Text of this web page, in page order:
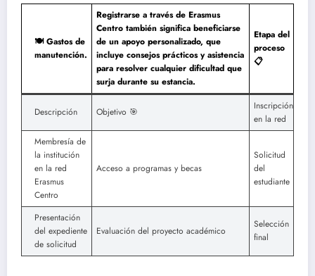
🍽 Gastos de
manutención.
Registrarse a través de Erasmus
Centro también significa beneficiarse
de un apoyo personalizado, que
incluye consejos prácticos y asistencia
para resolver cualquier dificultad que
surja durante su estancia.
Etapa del
proceso
📋
Descripción Objetivo 🎯
Inscripción
en la red
Membresía de
la institución
en la red
Erasmus
Centro
Acceso a programas y becas
Solicitud
del
estudiante
Presentación
del expediente
de solicitud
Evaluación del proyecto académico
Selección
final